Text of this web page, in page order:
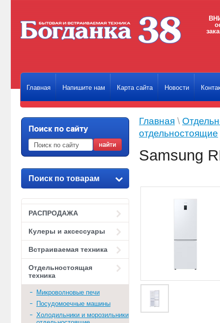
Главная Напишите нам Карта сайта Новости
Поиск по товарам
РАСПРОДАЖА
Кулеры и аксессуары
Встраиваемая техника
Отдельностоящая
техника
Микроволновые печи
Посудомоечные машины
Холодильники и морозильники
Главная \
отдельностоящие
Samsung